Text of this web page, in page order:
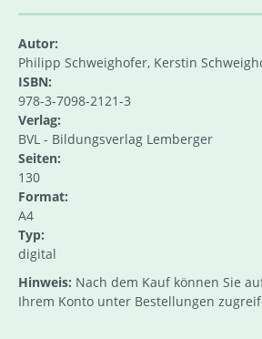
Autor:
Philipp Schweighofer, Kerstin
ISBN:
978-3-7098-2121-3
Verlag:
BVL - Bildungsverlag Lemberger
Seiten:
130
Format:
A4
Typ:
digital
Hinweis: Nach dem Kauf können Sie
Ihrem Konto unter Bestellungen